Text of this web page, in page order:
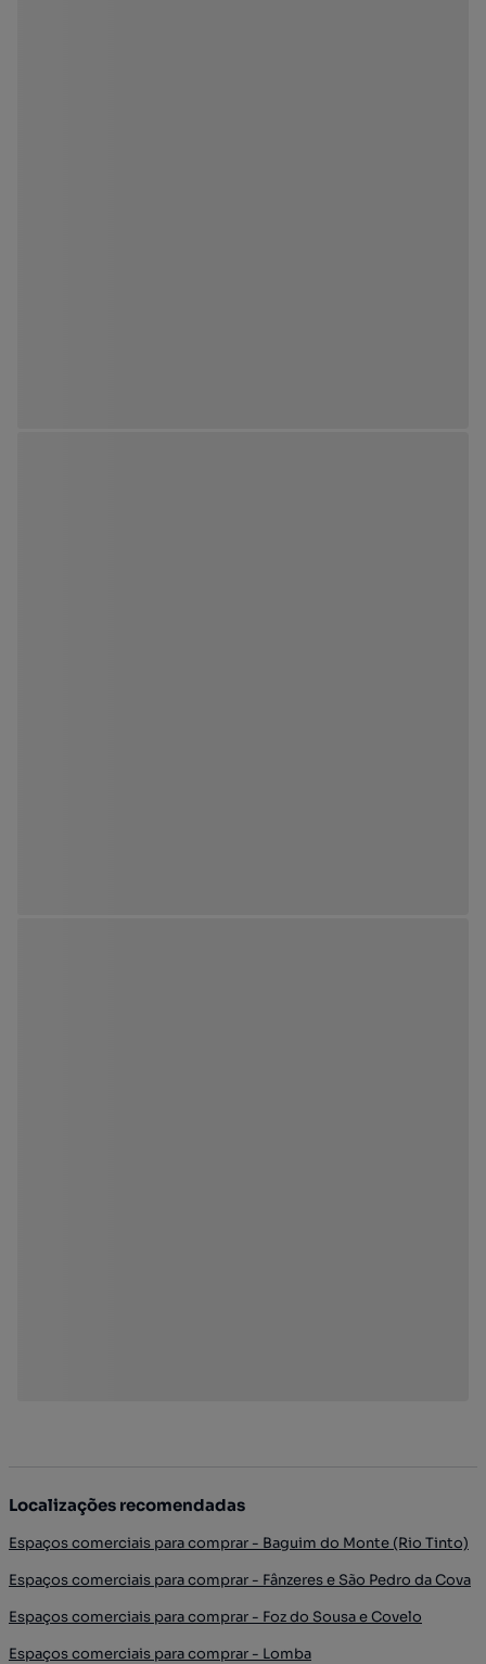
Localizações recomendadas
Espaços comerciais para comprar - Baguim do Monte (Rio Tinto)
Espaços comerciais para comprar - Fânzeres e São Pedro da Cova
Espaços comerciais para comprar - Foz do Sousa e Covelo
Espaços comerciais para comprar - Lomba